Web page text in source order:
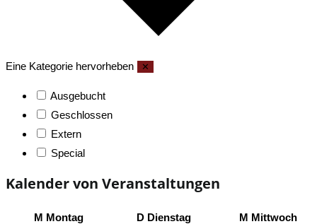
Eine Kategorie hervorheben ✕
Ausgebucht
Geschlossen
Extern
Special
Kalender von Veranstaltungen
M Montag D Dienstag M Mittwoch